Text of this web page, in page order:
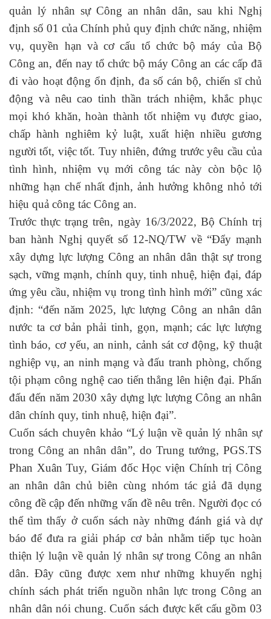
quản lý nhân sự Công an nhân dân, sau khi Nghị
định số 01 của Chính phủ quy định chức năng, nhiệm
vụ, quyền hạn và cơ cấu tổ chức bộ máy của Bộ
Công an, đến nay tổ chức bộ máy Công an các cấp đã
đi vào hoạt động ổn định, đa số cán bộ, chiến sĩ chủ
động và nêu cao tinh thần trách nhiệm, khắc phục
mọi khó khăn, hoàn thành tốt nhiệm vụ được giao,
chấp hành nghiêm kỷ luật, xuất hiện nhiều gương
người tốt, việc tốt. Tuy nhiên, đứng trước yêu cầu của
tình hình, nhiệm vụ mới công tác này còn bộc lộ
những hạn chế nhất định, ảnh hưởng không nhỏ tới
hiệu quả công tác Công an.
Trước thực trạng trên, ngày 16/3/2022, Bộ Chính trị
ban hành Nghị quyết số 12-NQ/TW về “Đẩy mạnh
xây dựng lực lượng Công an nhân dân thật sự trong
sạch, vững mạnh, chính quy, tinh nhuệ, hiện đại, đáp
ứng yêu cầu, nhiệm vụ trong tình hình mới” cũng xác
định: “đến năm 2025, lực lượng Công an nhân dân
nước ta cơ bản phải tinh, gọn, mạnh; các lực lượng
tình báo, cơ yếu, an ninh, cảnh sát cơ động, kỹ thuật
nghiệp vụ, an ninh mạng và đấu tranh phòng, chống
tội phạm công nghệ cao tiến thẳng lên hiện đại. Phấn
đấu đến năm 2030 xây dựng lực lượng Công an nhân
dân chính quy, tinh nhuệ, hiện đại”.
Cuốn sách chuyên khảo “Lý luận về quản lý nhân sự
trong Công an nhân dân”, do Trung tướng, PGS.TS
Phan Xuân Tuy, Giám đốc Học viện Chính trị Công
an nhân dân chủ biên cùng nhóm tác giả đã dụng
công đề cập đến những vấn đề nêu trên. Người đọc có
thể tìm thấy ở cuốn sách này những đánh giá và dự
báo để đưa ra giải pháp cơ bản nhằm tiếp tục hoàn
thiện lý luận về quản lý nhân sự trong Công an nhân
dân. Đây cũng được xem như những khuyến nghị
chính sách phát triển nguồn nhân lực trong Công an
nhân dân nói chung. Cuốn sách được kết cấu gồm 03